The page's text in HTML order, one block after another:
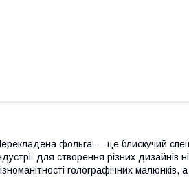
фольга — це блискучий
для створення різних дизайнів
голографічних